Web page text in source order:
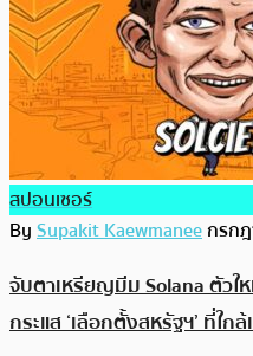
สปอนเซอร์
BySupakit Kaewmaneeกรก
จับตาเหรียญมีม Solana ตัว
กระแส ‘เลือกตั้งสหรัฐฯ’ ที่ใกล้